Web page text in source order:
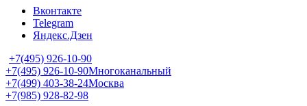
Вконтакте
Telegram
Яндекс.Дзен
+7(495) 926-10-90
+7(495) 926-10-90Многоканальный
+7(499) 403-38-24Москва
+7(985) 928-82-98